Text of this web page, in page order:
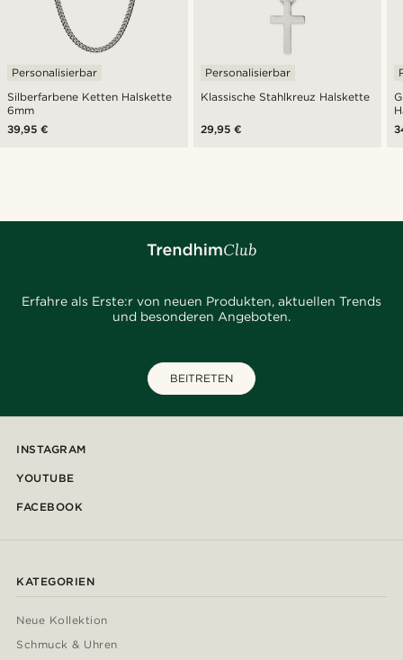
Silberfarbene Ketten Halskette
6mm
Personalisierbar
39,95 €
Klassische Stahlkreuz Halskette
Personalisierbar
29,95 €
Erfahre als Erste:r von neuen Produkten, aktuellen Trends
und besonderen Angeboten.
BEITRETEN
INSTAGRAM
YOUTUBE
FACEBOOK
KATEGORIEN
Neue Kollektion
Schmuck & Uhren